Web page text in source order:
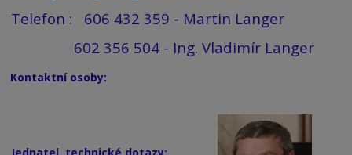
Telefon : 606 432 359 - Martin Langer
602 356 504 - Ing. Vladimír Langer
Kontaktní osoby: